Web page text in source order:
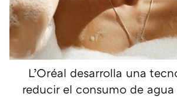
L’Oréal desarrolla una
reducir el consumo de